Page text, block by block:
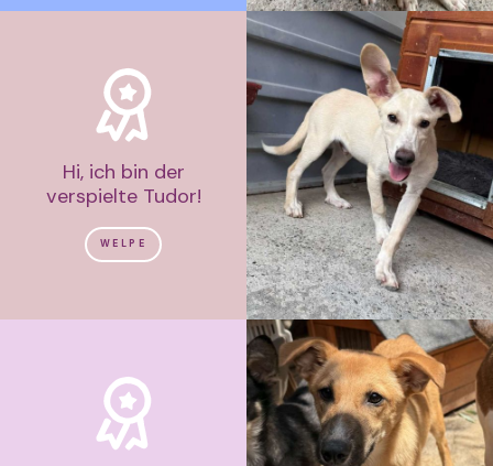
Hi, ich bin der
verspielte Tudor!
WELPE